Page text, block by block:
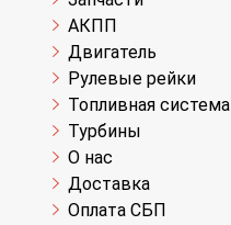
АКПП
Двигатель
Рулевые рейки
Топливная система
Турбины
О нас
Доставка
Оплата СБП